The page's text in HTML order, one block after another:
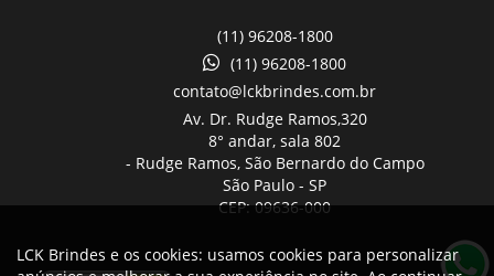
(11) 96208-1800
(11) 96208-1800
contato@lckbrindes.com.br
Av. Dr. Rudge Ramos,320
8° andar, sala 802
- Rudge Ramos, São Bernardo do Campo
São Paulo - SP
CEP: 09636-000
LCK Brindes e os cookies: usamos cookies para personalizar